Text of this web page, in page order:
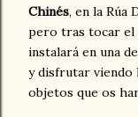
Chinés, en la Rúa
pero tras tocar el
instalará en una
y disfrutar viendo
objetos que os